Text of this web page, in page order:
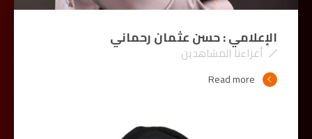
الإعلامي : حسن عثمان رحماني
أعزاءنا المشاهدين
Read more